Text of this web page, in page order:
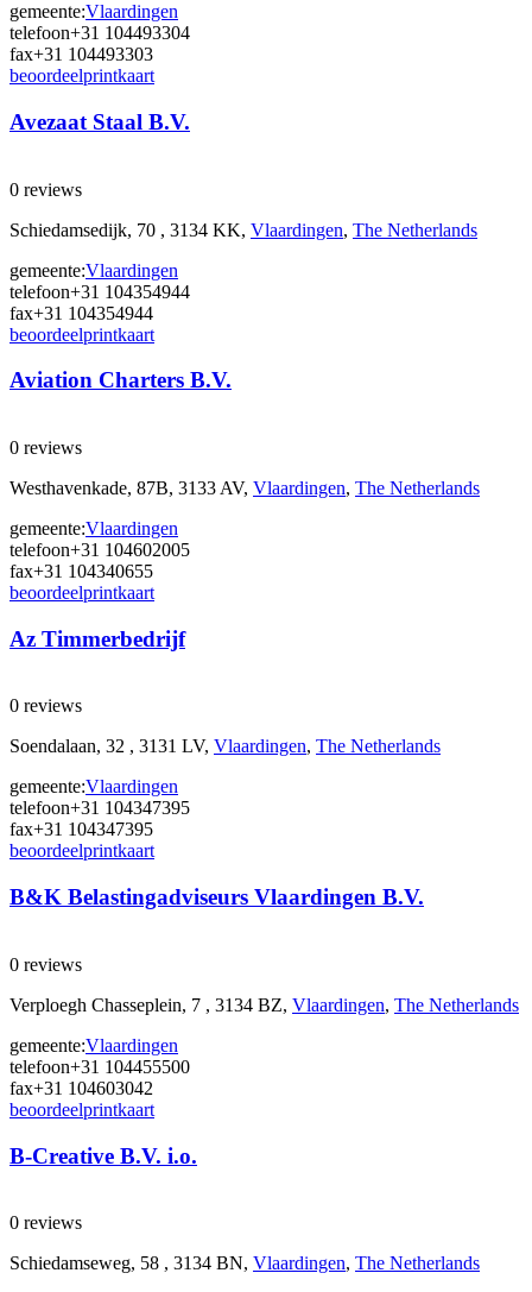
gemeente:Vlaardingen
telefoon+31 104493304
fax+31 104493303
beoordeelprintkaart
Avezaat Staal B.V.
0 reviews
Schiedamsedijk, 70 , 3134 KK, Vlaardingen, The Netherlands
gemeente:Vlaardingen
telefoon+31 104354944
fax+31 104354944
beoordeelprintkaart
Aviation Charters B.V.
0 reviews
Westhavenkade, 87B, 3133 AV, Vlaardingen, The Netherlands
gemeente:Vlaardingen
telefoon+31 104602005
fax+31 104340655
beoordeelprintkaart
Az Timmerbedrijf
0 reviews
Soendalaan, 32 , 3131 LV, Vlaardingen, The Netherlands
gemeente:Vlaardingen
telefoon+31 104347395
fax+31 104347395
beoordeelprintkaart
B&K Belastingadviseurs Vlaardingen B.V.
0 reviews
Verploegh Chasseplein, 7 , 3134 BZ, Vlaardingen, The Netherlands
gemeente:Vlaardingen
telefoon+31 104455500
fax+31 104603042
beoordeelprintkaart
B-Creative B.V. i.o.
0 reviews
Schiedamseweg, 58 , 3134 BN, Vlaardingen, The Netherlands